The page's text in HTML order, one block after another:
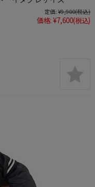
定価: ¥9,900(税込)
価格: ¥7,600(税込)